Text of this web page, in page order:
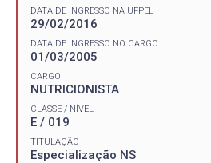
DATA DE INGRESSO NA UFPEL
29/02/2016
DATA DE INGRESSO NO CARGO
01/03/2005
CARGO
NUTRICIONISTA
CLASSE / NÍVEL
E / 019
TITULAÇÃO
Especialização NS